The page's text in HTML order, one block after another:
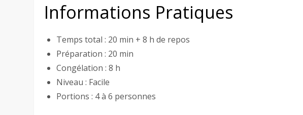
Informations Pratiques
Temps total : 20 min + 8 h de repos
Préparation : 20 min
Congélation : 8 h
Niveau : Facile
Portions : 4 à 6 personnes